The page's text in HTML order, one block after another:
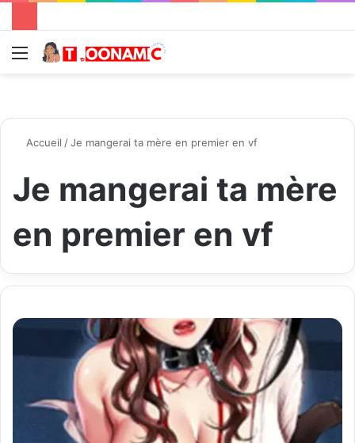
Menu
Accueil /Je mangerai ta mère en premier en vf
Je mangerai ta mère
en premier en vf